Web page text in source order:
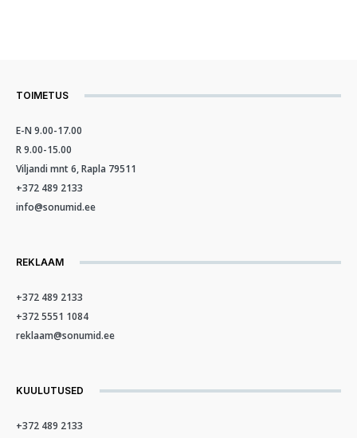
TOIMETUS
E-N 9.00-17.00
R 9.00-15.00
Viljandi mnt 6, Rapla 79511
+372 489 2133
info@sonumid.ee
REKLAAM
+372 489 2133
+372 5551 1084
reklaam@sonumid.ee
KUULUTUSED
+372 489 2133